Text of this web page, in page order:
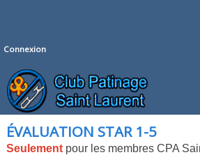
Connexion
ÉVALUATION STAR 1-5
Seulementpour les membres CPA